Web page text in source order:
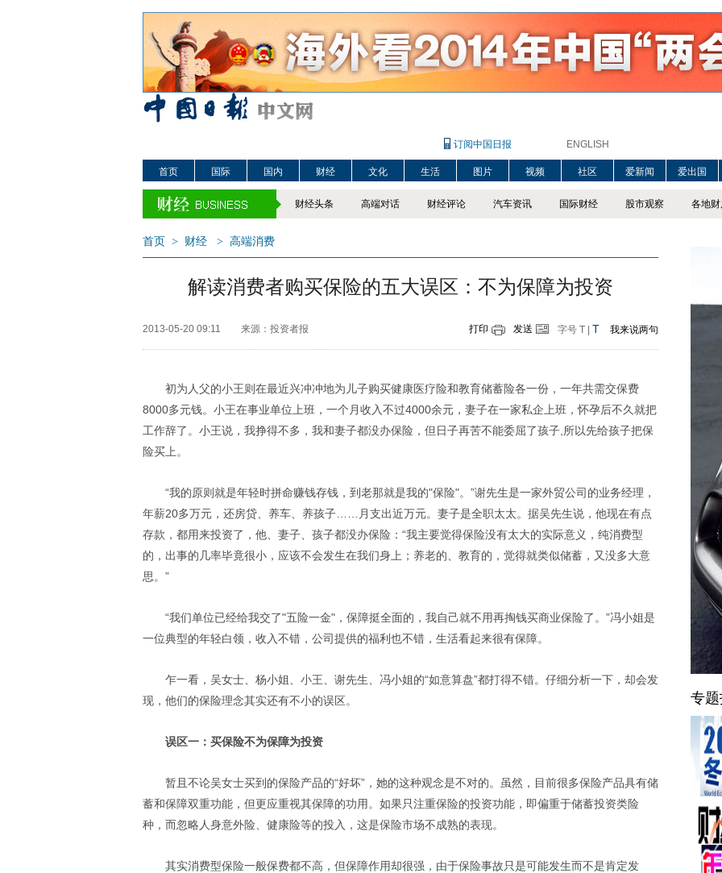
订阅中国日报 ENGLISH
首页 国际 国内 财经 文化 生活 图片 视频 社区 爱新闻 爱出国
财经头条 高端对话 财经评论 汽车资讯 国际财经 股市观察 各地
首页 > 财经 > 高端消费
解读消费者购买保险的五大误区：不为保障为投资
2013-05-20 09:11 来源：投资者报 打印 发送 字号 T T 我来说两句
初为人父的小王则在最近兴冲冲地为儿子购买健康医疗险和教育储蓄险各一份，一年共需交保费
8000多元钱。小王在事业单位上班，一个月收入不过4000余元，妻子在一家私企上班，怀孕后不久就把
工作辞了。小王说，我挣得不多，我和妻子都没办保险，但日子再苦不能委屈了孩子,所以先给孩子把保
险买上。
“我的原则就是年轻时拼命赚钱存钱，到老那就是我的"保险"。”谢先生是一家外贸公司的业务经理，
年薪20多万元，还房贷、养车、养孩子……月支出近万元。妻子是全职太太。据吴先生说，他现在有点
存款，都用来投资了，他、妻子、孩子都没办保险：“我主要觉得保险没有太大的实际意义，纯消费型
的，出事的几率毕竟很小，应该不会发生在我们身上；养老的、教育的，觉得就类似储蓄，又没多大意
思。”
“我们单位已经给我交了"五险一金"，保障挺全面的，我自己就不用再掏钱买商业保险了。”冯小姐是
一位典型的年轻白领，收入不错，公司提供的福利也不错，生活看起来很有保障。
乍一看，吴女士、杨小姐、小王、谢先生、冯小姐的“如意算盘”都打得不错。仔细分析一下，却会发
现，他们的保险理念其实还有不小的误区。
误区一：买保险不为保障为投资
暂且不论吴女士买到的保险产品的“好坏”，她的这种观念是不对的。虽然，目前很多保险产品具有储
蓄和保障双重功能，但更应重视其保障的功用。如果只注重保险的投资功能，即偏重于储蓄投资类险
种，而忽略人身意外险、健康险等的投入，这是保险市场不成熟的表现。
其实消费型保险一般保费都不高，但保障作用却很强，由于保险事故只是可能发生而不是肯定发
专